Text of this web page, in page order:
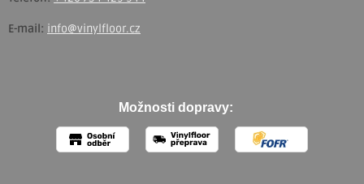
E-mail: info@vinylfloor.cz
Možnosti dopravy: